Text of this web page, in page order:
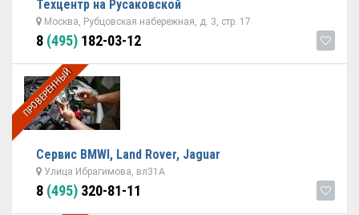
Техцентр на Русаковской
Москва, Рубцовская набережная, д. 3, стр. 17
8 (495) 182-03-12
ПРОВЕРЕННЫЙ
Сервис BMWI, Land Rover, Jaguar
Улица Ибрагимова, вл31А
8 (495) 320-81-11